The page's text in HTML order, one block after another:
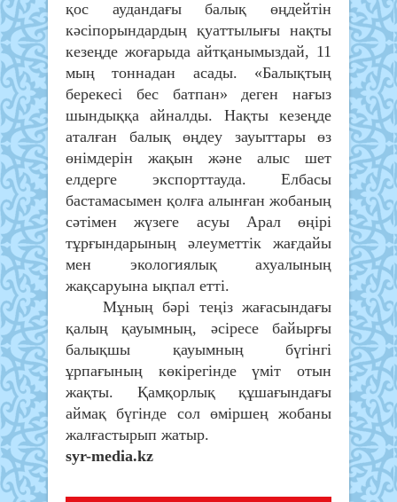
қос аудандағы балық өңдейтін
кәсіпорындардың қуаттылығы нақты
кезеңде жоғарыда айтқанымыздай, 11
мың тоннадан асады. «Балықтың
берекесі бес батпан» деген нағыз
шындыққа айналды. Нақты кезеңде
аталған балық өңдеу зауыттары өз
өнімдерін жақын және алыс шет
елдерге экспорттауда. Елбасы
бастамасымен қолға алынған жобаның
сәтімен жүзеге асуы Арал өңірі
тұрғындарының әлеуметтік жағдайы
мен экологиялық ахуалының
жақсаруына ықпал етті.
Мұның бәрі теңіз жағасындағы
қалың қауымның, әсіресе байырғы
балықшы қауымның бүгінгі
ұрпағының көкірегінде үміт отын
жақты. Қамқорлық құшағындағы
аймақ бүгінде сол өміршең жобаны
жалғастырып жатыр.
syr-media.kz